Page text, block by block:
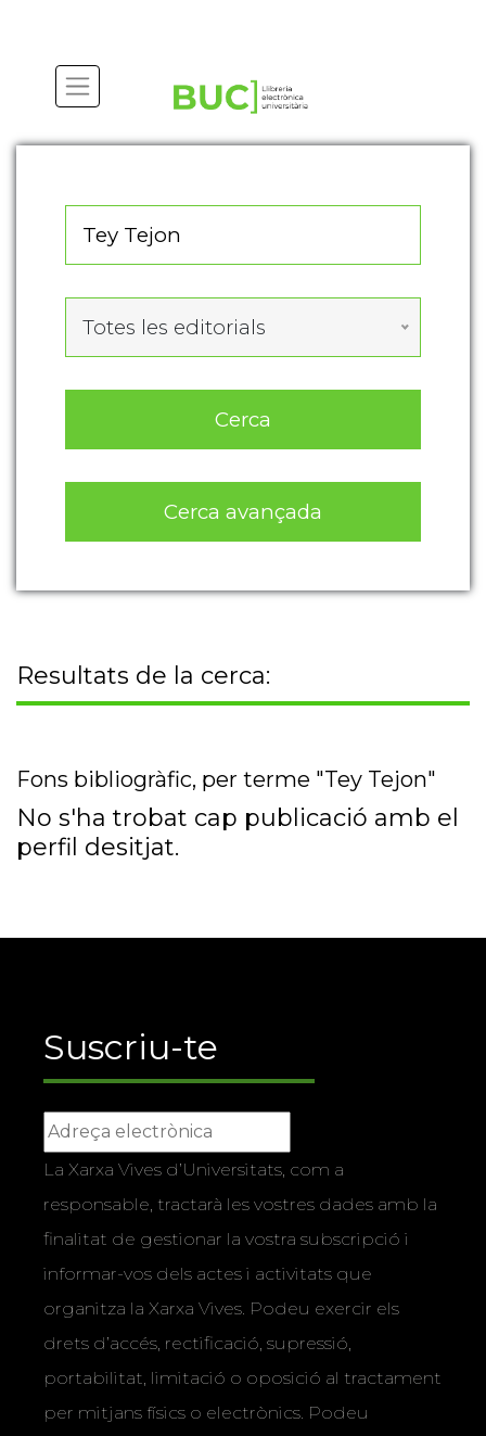
Totes les editorials
Cerca
Cerca avançada
Resultats de la cerca:
Fons bibliogràfic, per terme "Tey Tejon"
No s'ha trobat cap publicació amb el
perfil desitjat.
Suscriu-te
La Xarxa Vives d’Universitats, com a
responsable, tractarà les vostres dades amb la
finalitat de gestionar la vostra subscripció i
informar-vos dels actes i activitats que
organitza la Xarxa Vives. Podeu exercir els
drets d’accés, rectificació, supressió,
portabilitat, limitació o oposició al tractament
per mitjans físics o electrònics. Podeu